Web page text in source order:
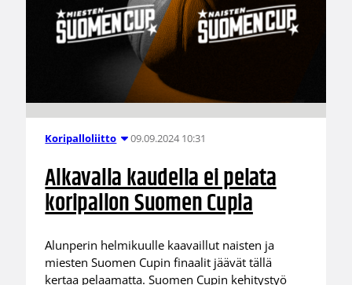
Koripalloliitto 09.09.2024 10:31
Alkavalla kaudella ei pelata
koripallon Suomen Cupia
Alunperin helmikuulle kaavaillut naisten ja
miesten Suomen Cupin finaalit jäävät tällä
kertaa pelaamatta. Suomen Cupin kehitystyö